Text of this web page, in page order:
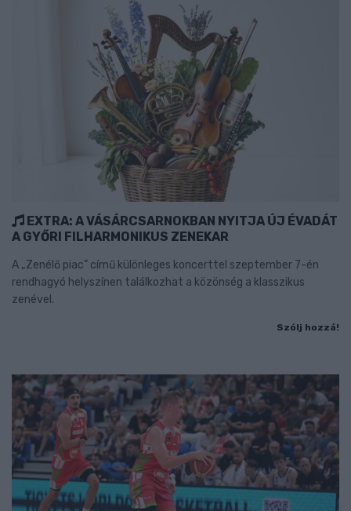
EXTRA: A VÁSÁRCSARNOKBAN NYITJA ÚJ ÉVADÁT
A GYŐRI FILHARMONIKUS ZENEKAR
A „Zenélő piac” című különleges koncerttel szeptember 7-én
rendhagyó helyszínen találkozhat a közönség a klasszikus
zenével.
Szólj hozzá!